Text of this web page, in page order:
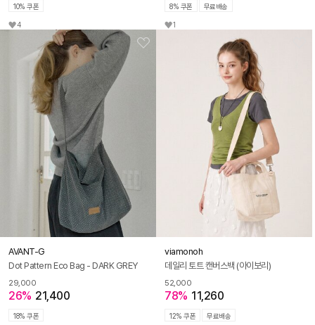
10% 쿠폰
4
8% 쿠폰 무료배송
1
AVANT-G
Dot Pattern Eco Bag - DARK GREY
29,000
26% 21,400
18% 쿠폰
viamonoh
데일리 토트 캔버스백 (아이보리)
52,000
78% 11,260
12% 쿠폰 무료배송